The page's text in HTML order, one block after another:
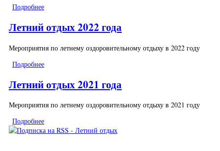
Подробнее
Летний отдых 2022 года
Мероприятия по летнему оздоровительному отдыху в 2022 году
Подробнее
Летний отдых 2021 года
Мероприятия по летнему оздоровительному отдыху в 2021 году
Подробнее